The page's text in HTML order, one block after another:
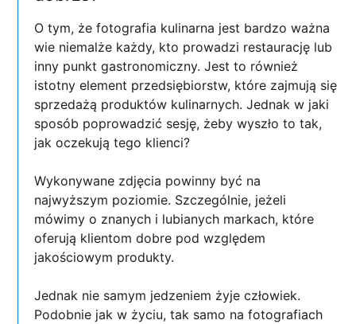
O tym, że fotografia kulinarna jest bardzo ważna
wie niemalże każdy, kto prowadzi restaurację lub
inny punkt gastronomiczny. Jest to również
istotny element przedsiębiorstw, które zajmują się
sprzedażą produktów kulinarnych. Jednak w jaki
sposób poprowadzić sesję, żeby wyszło to tak,
jak oczekują tego klienci?
Wykonywane zdjęcia powinny być na
najwyższym poziomie. Szczególnie, jeżeli
mówimy o znanych i lubianych markach, które
oferują klientom dobre pod względem
jakościowym produkty.
Jednak nie samym jedzeniem żyje człowiek.
Podobnie jak w życiu, tak samo na fotografiach